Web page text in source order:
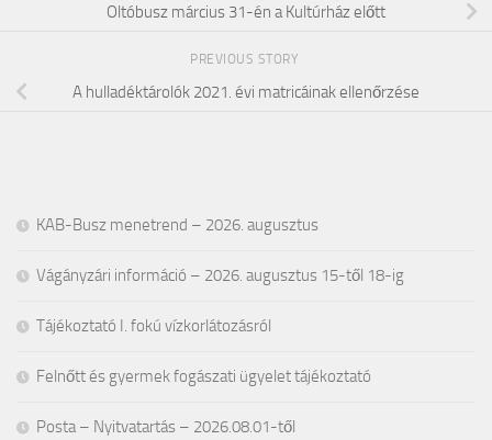
Oltóbusz március 31-én a Kultúrház előtt
PREVIOUS STORY
A hulladéktárolók 2021. évi matricáinak ellenőrzése
KAB-Busz menetrend – 2026. augusztus
Vágányzári információ – 2026. augusztus 15-től 18-ig
Tájékoztató I. fokú vízkorlátozásról
Felnőtt és gyermek fogászati ügyelet tájékoztató
Posta – Nyitvatartás – 2026.08.01-től